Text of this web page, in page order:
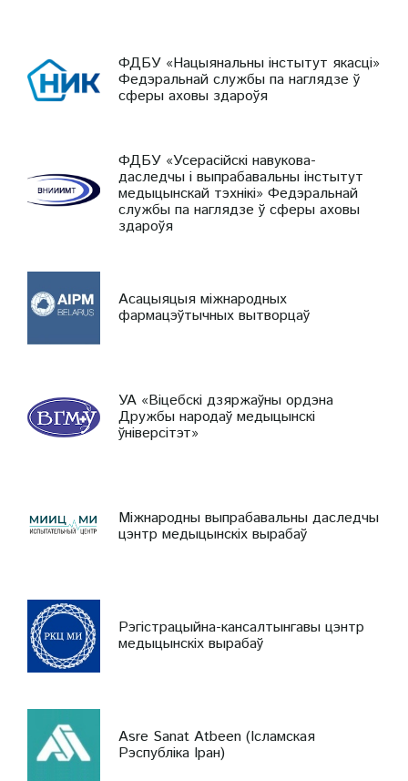
ФДБУ «Нацыянальны інстытут якасці»
Федэральнай службы па наглядзе ў
сферы аховы здароўя
ФДБУ «Усерасійскі навукова-
даследчы і выпрабавальны інстытут
медыцынскай тэхнікі» Федэральнай
службы па наглядзе ў сферы аховы
здароўя
Асацыяцыя міжнародных
фармацэўтычных вытворцаў
УА «Віцебскі дзяржаўны ордэна
Дружбы народаў медыцынскі
ўніверсітэт»
Міжнародны выпрабавальны даследчы
цэнтр медыцынскіх вырабаў
Рэгістрацыйна-кансалтынгавы цэнтр
медыцынскіх вырабаў
Asre Sanat Atbeen (Ісламская
Рэспубліка Іран)